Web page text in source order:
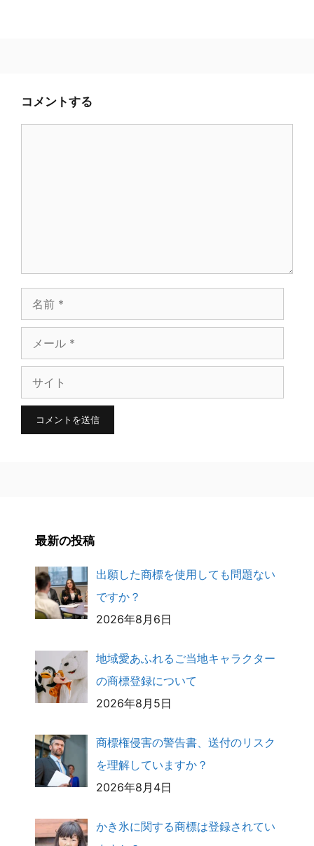
コメントする
前
ー
イ
最新の投稿
出願した商標を使用しても問題ない
ですか？
2026年8月6日
地域愛あふれるご当地キャラクター
の商標登録について
2026年8月5日
商標権侵害の警告書、送付のリスク
を理解していますか？
2026年8月4日
かき氷に関する商標は登録されてい